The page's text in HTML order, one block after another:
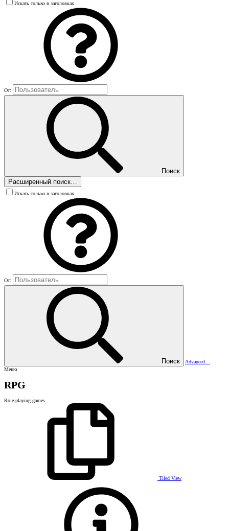
Искать только в заголовках
От:
Поиск
Расширенный поиск…
Искать только в заголовках
От:
Поиск
Advanced…
Меню
RPG
Role playing games
Tiled View